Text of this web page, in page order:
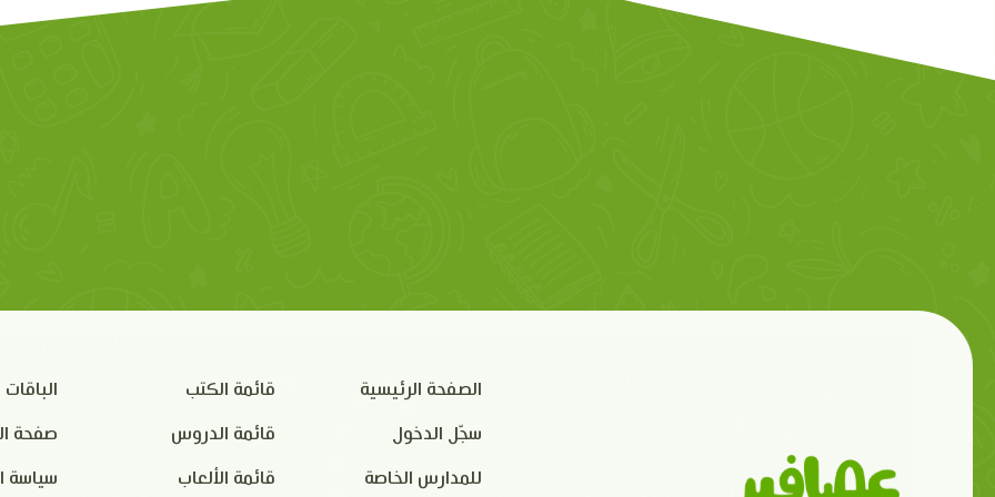
الصفحة الرئيسية
سجّل الدخول
للمدارس الخاصة
قائمة الكتب
قائمة الدروس
قائمة الألعاب
الباقات
صفحة
سياسة